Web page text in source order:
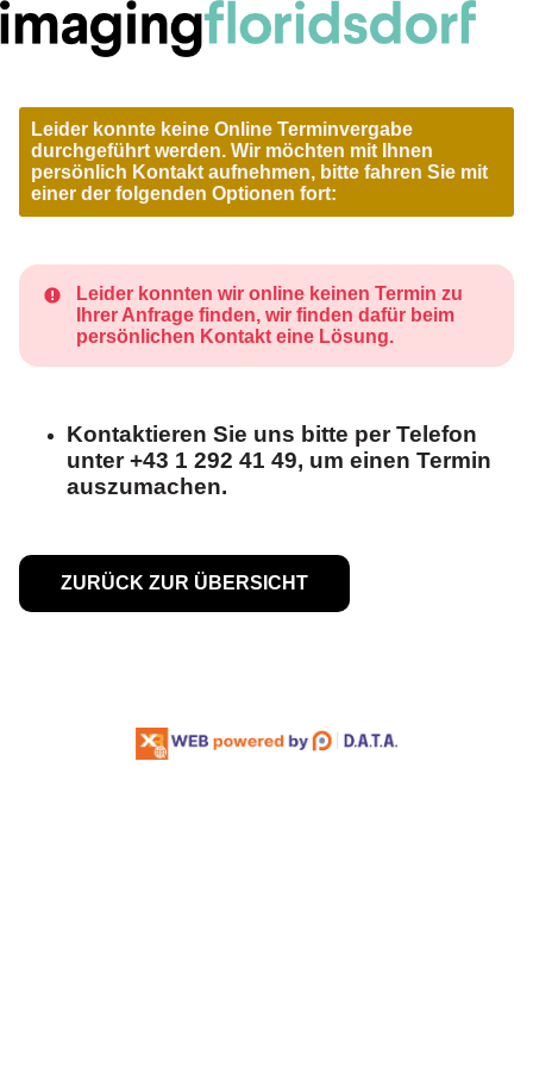
Leider konnte keine Online Terminvergabe
durchgeführt werden. Wir möchten mit Ihnen
persönlich Kontakt aufnehmen, bitte fahren Sie mit
einer der folgenden Optionen fort:
Leider konnten wir online keinen Termin zu
Ihrer Anfrage finden, wir finden dafür beim
persönlichen Kontakt eine Lösung.
Kontaktieren Sie uns bitte per Telefon
unter +43 1 292 41 49, um einen Termin
auszumachen.